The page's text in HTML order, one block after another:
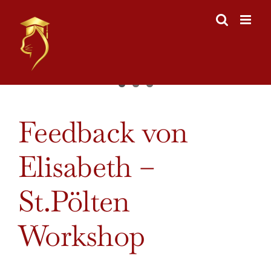
content
Larger
Image
Feedback von
Elisabeth –
St.Pölten
Workshop